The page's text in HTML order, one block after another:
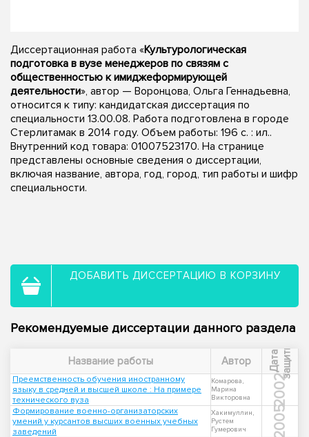
Диссертационная работа «Культурологическая
подготовка в вузе менеджеров по связям с
общественностью к имиджеформирующей
деятельности», автор — Воронцова, Ольга Геннадьевна,
относится к типу: кандидатская диссертация по
специальности 13.00.08. Работа подготовлена в городе
Стерлитамак в 2014 году. Объем работы: 196 с. : ил..
Внутренний код товара: 01007523170. На странице
представлены основные сведения о диссертации,
включая название, автора, год, город, тип работы и шифр
специальности.
ДОБАВИТЬ ДИССЕРТАЦИЮ В КОРЗИНУ
Рекомендуемые диссертации данного раздела
Название работы Автор Д
а
т
а
з
а
щ
и
т ы
Преемственность обучения иностранному
языку в средней и высшей школе : На примере
технического вуза
Комарова,
Марина
Викторовна
2002
Формирование военно-организаторских
умений у курсантов высших военных учебных
заведений
Хакимуллин,
Рустем
Гумерович
2005